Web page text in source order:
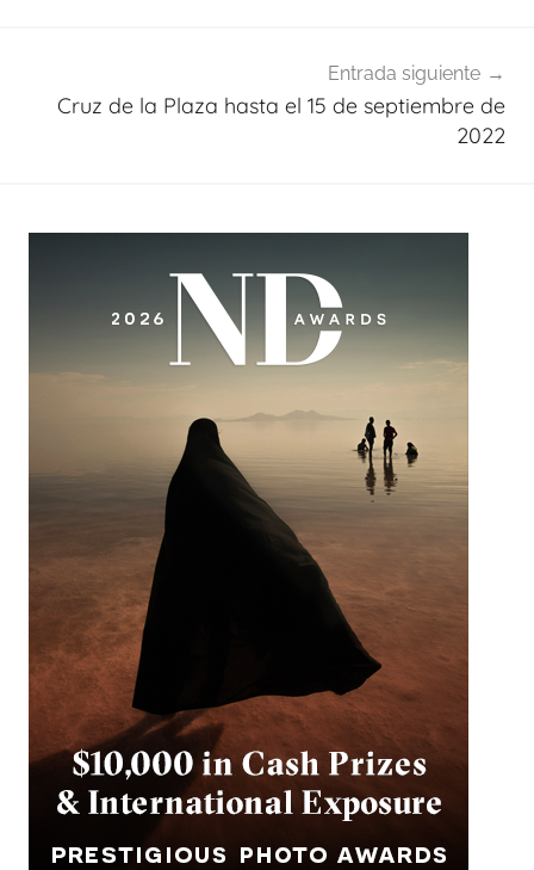
Entrada siguiente
Cruz de la Plaza hasta el 15 de septiembre de
2022